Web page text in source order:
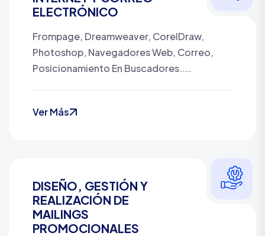
ELECTRÓNICO
Frompage, Dreamweaver, CorelDraw,
Photoshop, Navegadores Web, Correo,
Posicionamiento En Buscadores....
Ver Más
DISEÑO, GESTIÓN Y
REALIZACIÓN DE
MAILINGS
PROMOCIONALES